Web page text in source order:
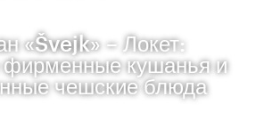
«Švejk» – Локет:
фирменные кушанья и
чешские блюда